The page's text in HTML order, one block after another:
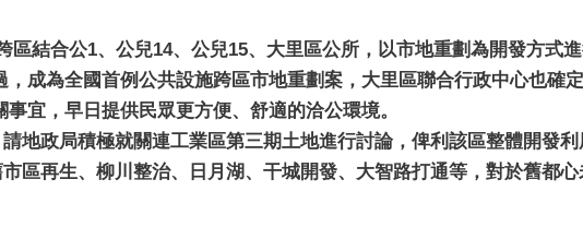
區結合公1、公兒14、公兒15、大里區公所，以市地重劃為開發方式
成為全國首例公共設施跨區市地重劃案，大里區聯合行政中心也確
宜，早日提供民眾更方便、舒適的洽公環境。
地政局積極就關連工業區第三期土地進行討論，俾利該區整體開發利
區再生、柳川整治、日月湖、干城開發、大智路打通等，對於舊都